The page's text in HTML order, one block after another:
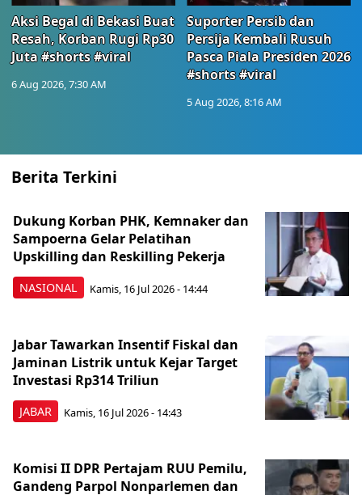
Aksi Begal di Bekasi Buat
Resah, Korban Rugi Rp30
Juta #shorts #viral
6 Aug 2026, 7:30 AM
Suporter Persib dan
Persija Kembali Rusuh
Pasca Piala Presiden 2026
#shorts #viral
5 Aug 2026, 8:16 AM
Berita Terkini
NASIONAL
Dukung Korban PHK, Kemnaker dan
Sampoerna Gelar Pelatihan
Upskilling dan Reskilling Pekerja
Kamis, 16 Jul 2026 - 14:44
JABAR
Jabar Tawarkan Insentif Fiskal dan
Jaminan Listrik untuk Kejar Target
Investasi Rp314 Triliun
Kamis, 16 Jul 2026 - 14:43
Komisi II DPR Pertajam RUU Pemilu,
Gandeng Parpol Nonparlemen dan